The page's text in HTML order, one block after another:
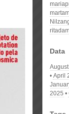
Data
April
2025